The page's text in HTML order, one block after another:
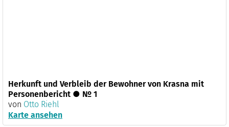
Herkunft und Verbleib der Bewohner von Krasna mit
Personenbericht ● № 1
von Otto Riehl
Karte ansehen